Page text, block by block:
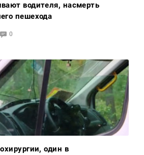
водителя, насмерть
пешехода
0
один в